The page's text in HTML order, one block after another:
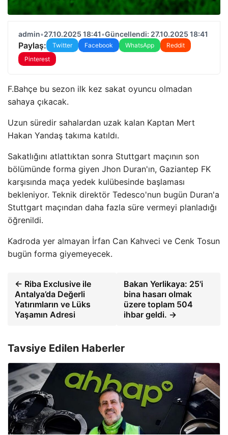
admin•27.10.2025 18:41•Güncellendi: 27.10.2025 18:41
Paylaş: Twitter Facebook WhatsApp
Reddit
Pinterest
F.Bahçe bu sezon ilk kez sakat oyuncu olmadan
sahaya çıkacak.
Uzun süredir sahalardan uzak kalan Kaptan Mert
Hakan Yandaş takıma katıldı.
Sakatlığını atlattıktan sonra Stuttgart maçının son
bölümünde forma giyen Jhon Duran'ın, Gaziantep FK
karşısında maça yedek kulübesinde başlaması
bekleniyor. Teknik direktör Tedesco'nun bugün Duran'a
Stuttgart maçından daha fazla süre vermeyi planladığı
öğrenildi.
Kadroda yer almayan İrfan Can Kahveci ve Cenk Tosun
bugün forma giyemeyecek.
← Riba Exclusive ile
Antalya’da Değerli
Yatırımların ve Lüks
Yaşamın Adresi
Bakan Yerlikaya: 25'i
bina hasarı olmak
üzere toplam 504
ihbar geldi. →
Tavsiye Edilen Haberler